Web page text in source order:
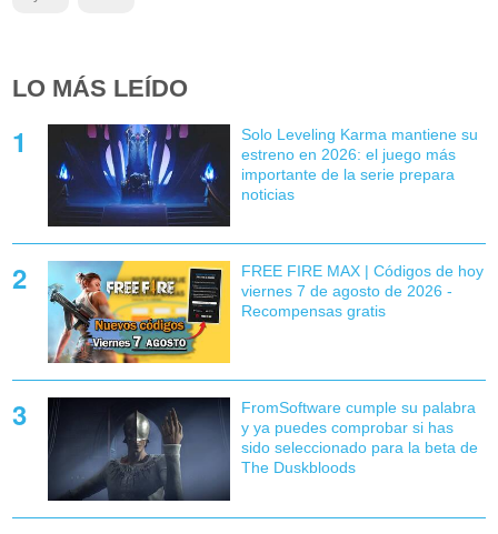
LO MÁS LEÍDO
Solo Leveling Karma mantiene su
estreno en 2026: el juego más
importante de la serie prepara
noticias
FREE FIRE MAX | Códigos de hoy
viernes 7 de agosto de 2026 -
Recompensas gratis
FromSoftware cumple su palabra
y ya puedes comprobar si has
sido seleccionado para la beta de
The Duskbloods